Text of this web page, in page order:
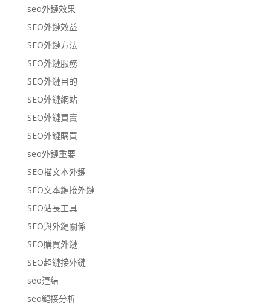
seo外鏈效果
SEO外鏈效益
SEO外鏈方法
SEO外鏈服務
SEO外鏈目的
SEO外鏈網站
SEO外鏈買賣
SEO外鏈購買
seo外鏈重要
SEO描文本外鏈
SEO文本鏈接外鏈
SEO站長工具
SEO與外鏈關係
SEO購買外鏈
SEO超鏈接外鏈
seo連結
seo鏈接分析